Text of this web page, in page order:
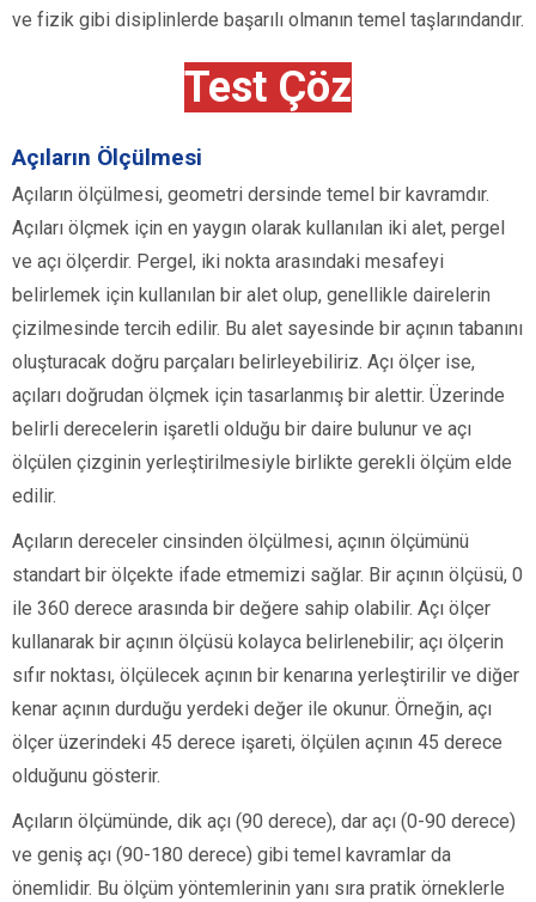
ve fizik gibi disiplinlerde başarılı olmanın temel taşlarındandır.
Test Çöz
Açıların Ölçülmesi
Açıların ölçülmesi, geometri dersinde temel bir kavramdır.
Açıları ölçmek için en yaygın olarak kullanılan iki alet, pergel
ve açı ölçerdir. Pergel, iki nokta arasındaki mesafeyi
belirlemek için kullanılan bir alet olup, genellikle dairelerin
çizilmesinde tercih edilir. Bu alet sayesinde bir açının tabanını
oluşturacak doğru parçaları belirleyebiliriz. Açı ölçer ise,
açıları doğrudan ölçmek için tasarlanmış bir alettir. Üzerinde
belirli derecelerin işaretli olduğu bir daire bulunur ve açı
ölçülen çizginin yerleştirilmesiyle birlikte gerekli ölçüm elde
edilir.
Açıların dereceler cinsinden ölçülmesi, açının ölçümünü
standart bir ölçekte ifade etmemizi sağlar. Bir açının ölçüsü, 0
ile 360 derece arasında bir değere sahip olabilir. Açı ölçer
kullanarak bir açının ölçüsü kolayca belirlenebilir; açı ölçerin
sıfır noktası, ölçülecek açının bir kenarına yerleştirilir ve diğer
kenar açının durduğu yerdeki değer ile okunur. Örneğin, açı
ölçer üzerindeki 45 derece işareti, ölçülen açının 45 derece
olduğunu gösterir.
Açıların ölçümünde, dik açı (90 derece), dar açı (0-90 derece)
ve geniş açı (90-180 derece) gibi temel kavramlar da
önemlidir. Bu ölçüm yöntemlerinin yanı sıra pratik örneklerle